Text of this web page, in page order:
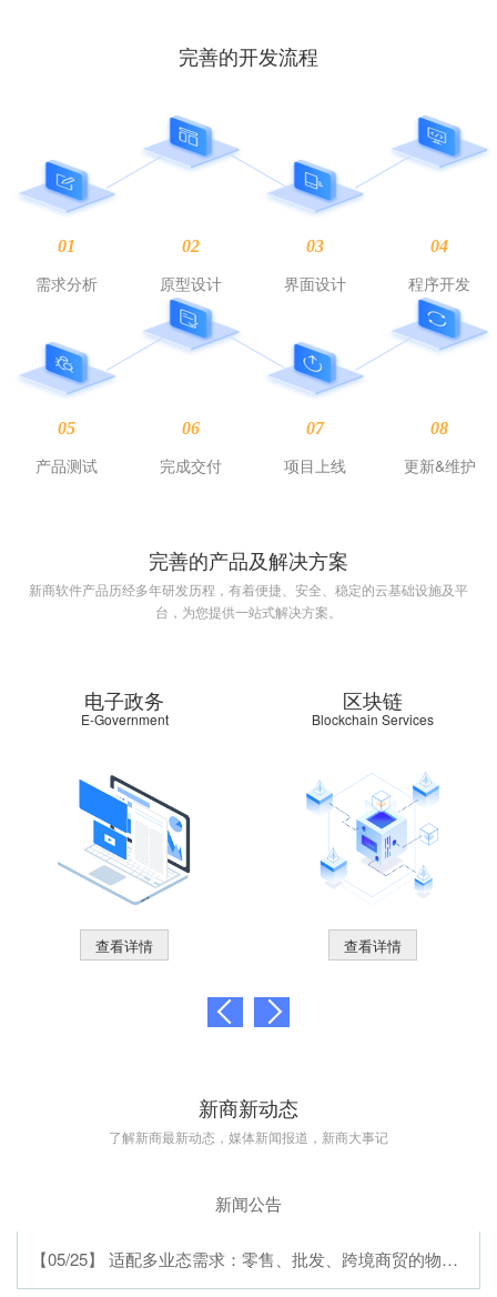
完善的开发流程
01
需求分析
02
原型设计
03
界面设计
04
程序开发
05
产品测试
06
完成交付
07
项目上线
08
更新&维护
完善的产品及解决方案
新商软件产品历经多年研发历程，有着便捷、安全、稳定的云基础设施及平
台，为您提供一站式解决方案。
电子政务
E-Government
查看详情
区块链
Blockchain Services
查看详情
新商新动态
了解新商最新动态，媒体新闻报道，新商大事记
新闻公告
【05/25】 适配多业态需求：零售、批发、跨境商贸的物流软件